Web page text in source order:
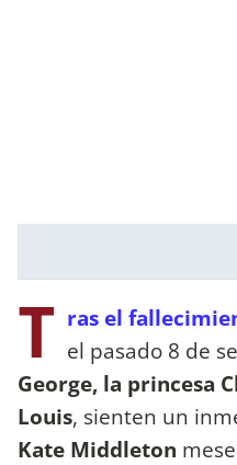
T ras el
el pasado 8 de
George, la princesa
Louis, sienten un
Kate Middleton